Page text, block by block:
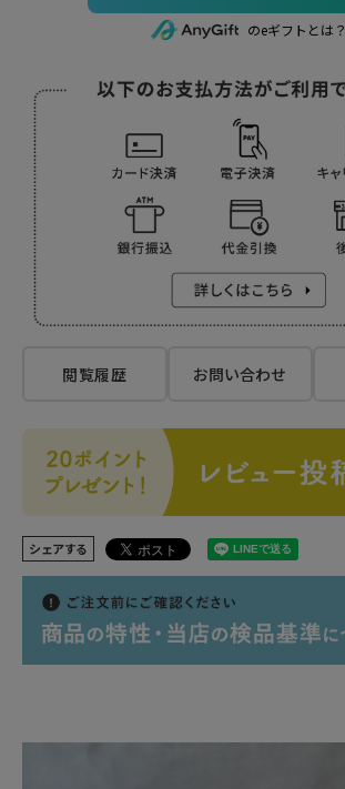
のeギフトとは？
閲覧履歴 お問い合わせ
シェアする